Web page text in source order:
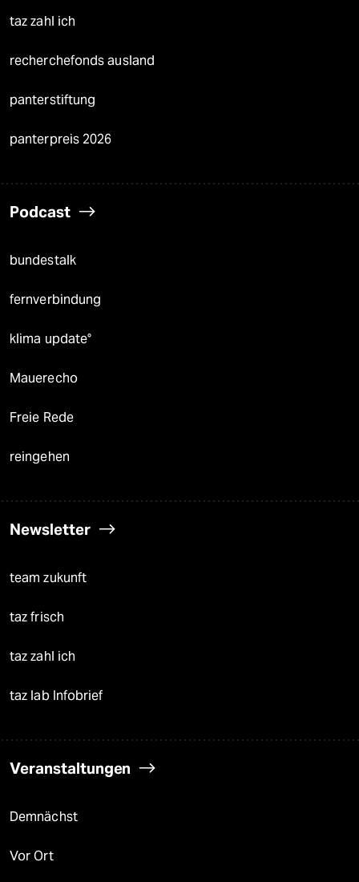
taz zahl ich
recherchefonds ausland
panterstiftung
panterpreis 2026
Podcast
bundestalk
fernverbindung
klima update°
Mauerecho
Freie Rede
reingehen
Newsletter
team zukunft
taz frisch
taz zahl ich
taz lab Infobrief
Veranstaltungen
Demnächst
Vor Ort